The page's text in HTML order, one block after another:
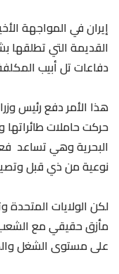
إيران في المواجهة
القديمة التي
دفاعات تل أبيب
هذا الأمر دفع رئيس
حركت حاملات
البحرية وهي تساعد
نوعية من ذي قبل
لكن الولايات
مأزق حقيقي مع
على مستوى الشغل